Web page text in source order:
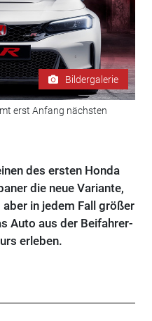
Bildergalerie
erst Anfang nächsten
des ersten Honda
die neue Variante,
in jedem Fall größer
Auto aus der Beifahrer-
erleben.